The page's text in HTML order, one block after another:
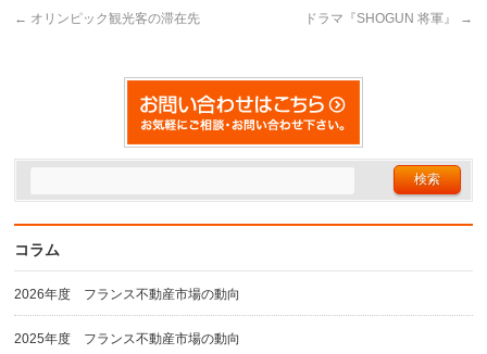
← オリンピック観光客の滞在先 ドラマ『SHOGUN 将軍』 →
コラム
2026年度 フランス不動産市場の動向
2025年度 フランス不動産市場の動向